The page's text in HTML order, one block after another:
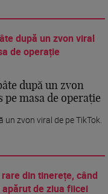
după un zvon
pe masa de operație
zvon viral de pe TikTok.